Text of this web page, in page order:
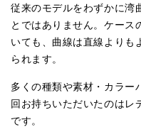
従来のモデルをわずかに湾
とではありません。ケース
いても、曲線は直線よりも
られます。
多くの種類や素材・カラー
回お持ちいただいたのはレ
です。